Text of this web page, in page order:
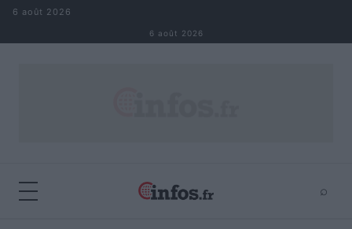
Aller au contenu
6 août 2026
6 août 2026
⌕